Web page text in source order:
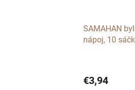
SAMAHAN
nápoj, 10
€3,94